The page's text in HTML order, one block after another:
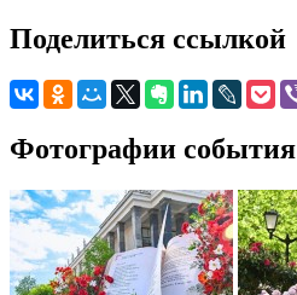
Поделиться ссылкой
Фотографии события